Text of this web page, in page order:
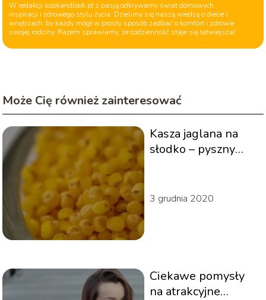
W redakcji icookandlook.pl z pasją odkrywamy świat domowych
inspiracji i zdrowego stylu życia. Dzielimy się naszą wiedzą o diecie i
wnętrzach, by każdy mógł w prosty sposób zadbać o komfort i zdrowie
swojej rodziny. Razem sprawiamy, że codzienność staje się łatwiejsza!
Może Cię również zainteresować
Kasza jaglana na
słodko – pyszny
3 grudnia 2020
Ciekawe pomysły
na atrakcyjne